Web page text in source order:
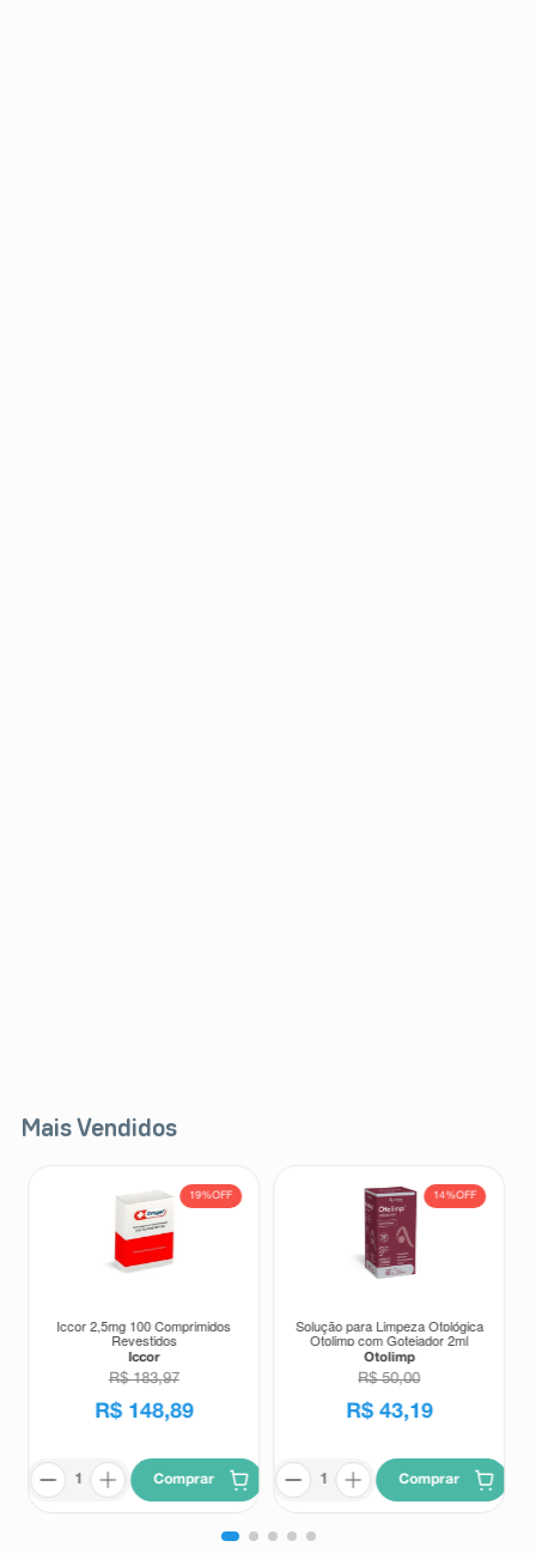
Mais Vendidos
19%OFF
Iccor 2,5mg 100 Comprimidos
Revestidos
Iccor
R$ 183,97
R$ 148,89
Comprar
14%OFF
Solução para Limpeza Otológica
Otolimp com Gotejador 2ml
Otolimp
R$ 50,00
R$ 43,19
Comprar